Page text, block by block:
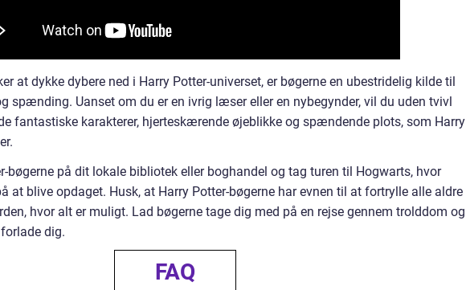
at dykke dybere ned i Harry Potter-universet, er bøgerne en ubestridelig kilde til
spænding. Uanset om du er en ivrig læser eller en nybegynder, vil du uden tvivl
fantastiske karakterer, hjerteskærende øjeblikke og spændende plots, som Harry
bøgerne på dit lokale bibliotek eller boghandel og tag turen til Hogwarts, hvor
at blive opdaget. Husk, at Harry Potter-bøgerne har evnen til at fortrylle alle aldre
hvor alt er muligt. Lad bøgerne tage dig med på en rejse gennem trolddom og
dig.
FAQ